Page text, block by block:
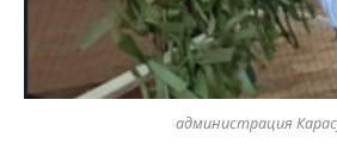
администрация